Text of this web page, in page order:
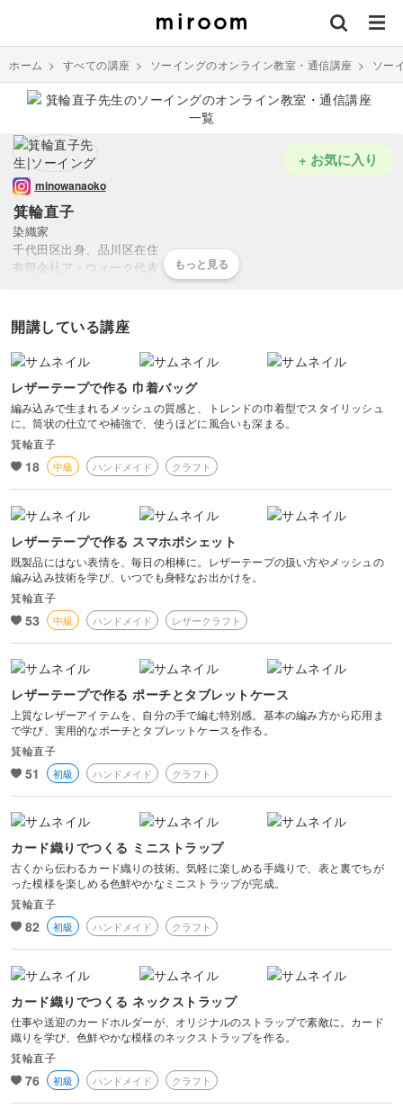
ホーム > すべての講座 > ソーイングのオンライン教室・通信講座 > ソー
箕輪直子
minowanaoko
染織家
千代田区出身、品川区在住
有限会社ア・ウィーク代表
楽習フォーラムリビングアート手織倶楽部会長
著書は「手織り大全」「草木染め大全」「裂織り大全」「裂き織りレ
ッスン」など30冊以上
+ お気に入り
開講している講座
レザーテープで作る 巾着バッグ
編み込みで生まれるメッシュの質感と、トレンドの巾着型でスタイリッシュ
に。筒状の仕立てや補強で、使うほどに風合いも深まる。
箕輪直子
18 中級 ハンドメイド クラフト
レザーテープで作る スマホポシェット
既製品にはない表情を、毎日の相棒に。レザーテープの扱い方やメッシュの
編み込み技術を学び、いつでも身軽なお出かけを。
箕輪直子
53 中級 ハンドメイド レザークラフト
レザーテープで作る ポーチとタブレットケース
上質なレザーアイテムを、自分の手で編む特別感。基本の編み方から応用ま
で学び、実用的なポーチとタブレットケースを作る。
箕輪直子
51 初級 ハンドメイド クラフト
カード織りでつくる ミニストラップ
古くから伝わるカード織りの技術。気軽に楽しめる手織りで、表と裏でちが
った模様を楽しめる色鮮やかなミニストラップが完成。
箕輪直子
82 初級 ハンドメイド クラフト
カード織りでつくる ネックストラップ
仕事や送迎のカードホルダーが、オリジナルのストラップで素敵に。カード
織りを学び、色鮮やかな模様のネックストラップを作る。
箕輪直子
76 初級 ハンドメイド クラフト